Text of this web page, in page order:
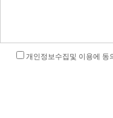
개인정보수집및 이용에 동